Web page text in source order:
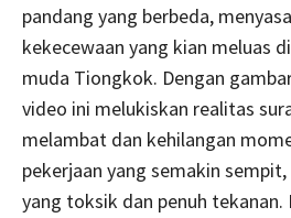
pandang yang berbeda,
kekecewaan yang kian meluas
muda Tiongkok. Dengan
video ini melukiskan realitas
melambat dan kehilangan
pekerjaan yang semakin
yang toksik dan penuh tekanan.